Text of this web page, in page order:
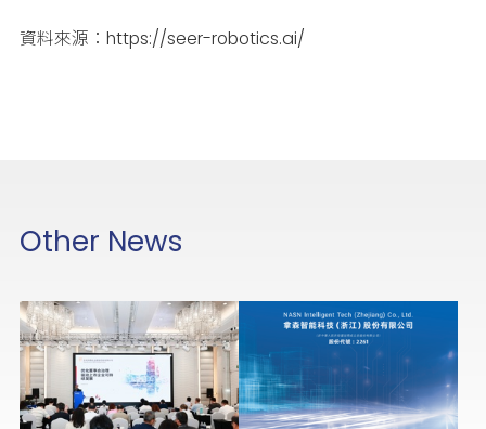
資料來源：https://seer-robotics.ai/
Other News